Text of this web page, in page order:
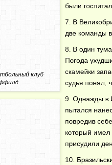
клуб
были
7. В
две команды
8. В один
Погода
скамейки
судья понял,
9. Однажды в
пытался
повредив
который имел
присудили
10.